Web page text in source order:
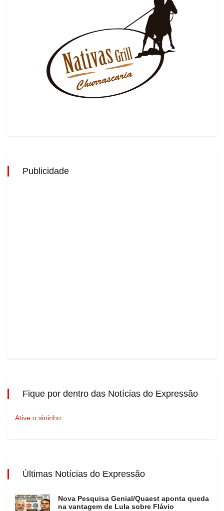
Publicidade
Fique por dentro das Notícias do Expressão
Ative o sininho
Últimas Notícias do Expressão
Nova Pesquisa Genial/Quaest aponta queda
na vantagem de Lula sobre Flávio